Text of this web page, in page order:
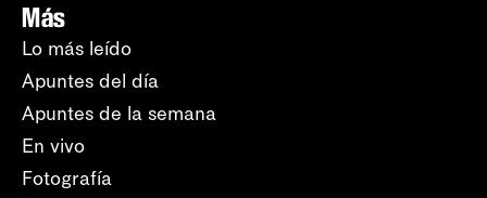
Más
Lo más leído
Apuntes del día
Apuntes de la semana
En vivo
Fotografía